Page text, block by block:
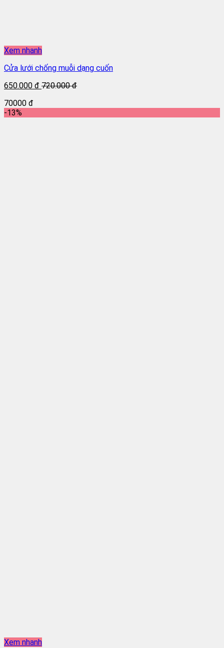
Xem nhanh
Cửa lưới chống muỗi dạng cuốn
650.000 đ 720.000 đ
70000 đ
-13%
Xem nhanh